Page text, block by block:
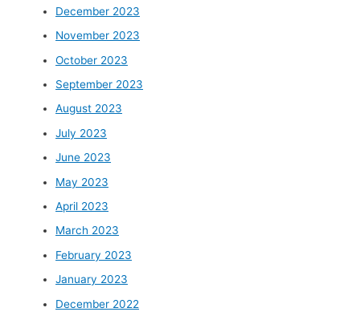
December 2023
November 2023
October 2023
September 2023
August 2023
July 2023
June 2023
May 2023
April 2023
March 2023
February 2023
January 2023
December 2022